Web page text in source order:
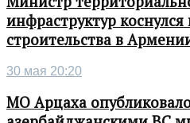
инфраструктур коснулся
строительства в
30 мая 20:20
МО Арцаха